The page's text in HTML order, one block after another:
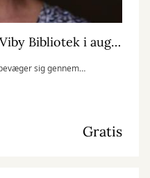
Hanne Bill udstiller på Viby Bibliotek i august måned
sig gennem
mit kunstner-dna. For
kaos, renselse,
af nødblus og
er beskyttere og bringer
Gratis